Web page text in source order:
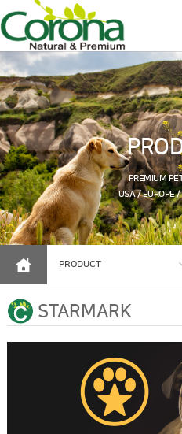
PREMIUM
USA / EUROPE
PRODUCT
STARMARK